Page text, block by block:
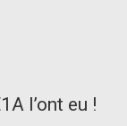
l’ont eu !